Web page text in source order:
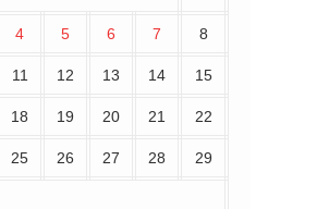
4 5 6 7 8
11 12 13 14 15
18 19 20 21 22
25 26 27 28 29